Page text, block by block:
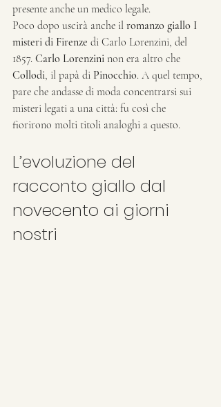
presente anche un medico legale.
Poco dopo uscirà anche il romanzo giallo I
misteri di Firenze di Carlo Lorenzini, del
1857. Carlo Lorenzini non era altro che
Collodi, il papà di Pinocchio. A quel tempo,
pare che andasse di moda concentrarsi sui
misteri legati a una città: fu così che
fiorirono molti titoli analoghi a questo.
L’evoluzione del
racconto giallo dal
novecento ai giorni
nostri